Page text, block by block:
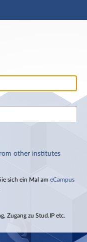
other institutes
sich ein Mal am eCampus
Zugang zu Stud.IP etc.